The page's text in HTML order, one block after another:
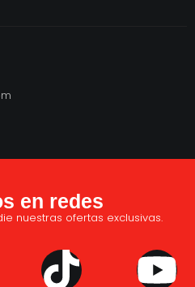
en redes
nuestras ofertas exclusivas.